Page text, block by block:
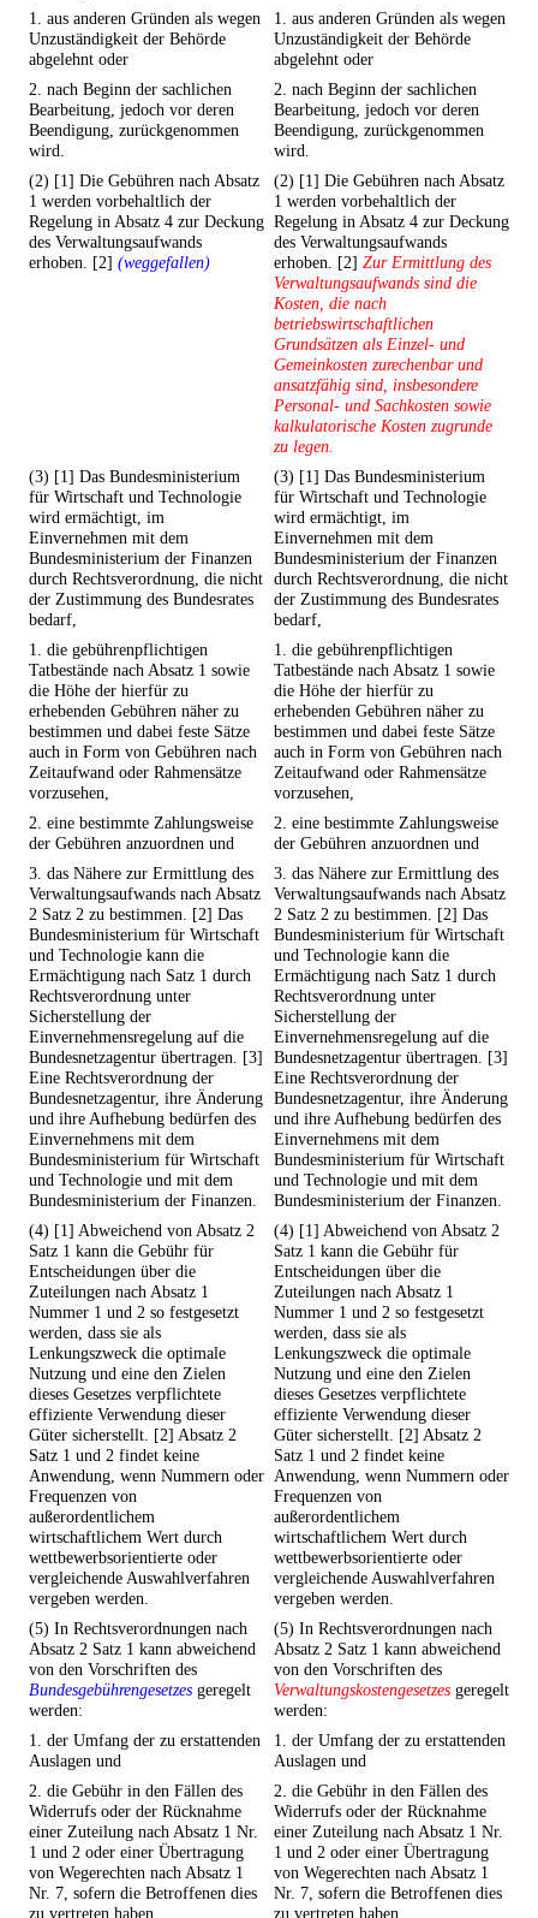
1. aus anderen Gründen als wegen
Unzuständigkeit der Behörde
abgelehnt oder
1. aus anderen Gründen als wegen
Unzuständigkeit der Behörde
abgelehnt oder
2. nach Beginn der sachlichen
Bearbeitung, jedoch vor deren
Beendigung, zurückgenommen
wird.
2. nach Beginn der sachlichen
Bearbeitung, jedoch vor deren
Beendigung, zurückgenommen
wird.
(2) [1] Die Gebühren nach Absatz
1 werden vorbehaltlich der
Regelung in Absatz 4 zur Deckung
des Verwaltungsaufwands
erhoben. [2] (weggefallen)
(2) [1] Die Gebühren nach Absatz
1 werden vorbehaltlich der
Regelung in Absatz 4 zur Deckung
des Verwaltungsaufwands
erhoben. [2] Zur Ermittlung des
Verwaltungsaufwands sind die
Kosten, die nach
betriebswirtschaftlichen
Grundsätzen als Einzel- und
Gemeinkosten zurechenbar und
ansatzfähig sind, insbesondere
Personal- und Sachkosten sowie
kalkulatorische Kosten zugrunde
zu legen.
(3) [1] Das Bundesministerium
für Wirtschaft und Technologie
wird ermächtigt, im
Einvernehmen mit dem
Bundesministerium der Finanzen
durch Rechtsverordnung, die nicht
der Zustimmung des Bundesrates
bedarf,
(3) [1] Das Bundesministerium
für Wirtschaft und Technologie
wird ermächtigt, im
Einvernehmen mit dem
Bundesministerium der Finanzen
durch Rechtsverordnung, die nicht
der Zustimmung des Bundesrates
bedarf,
1. die gebührenpflichtigen
Tatbestände nach Absatz 1 sowie
die Höhe der hierfür zu
erhebenden Gebühren näher zu
bestimmen und dabei feste Sätze
auch in Form von Gebühren nach
Zeitaufwand oder Rahmensätze
vorzusehen,
1. die gebührenpflichtigen
Tatbestände nach Absatz 1 sowie
die Höhe der hierfür zu
erhebenden Gebühren näher zu
bestimmen und dabei feste Sätze
auch in Form von Gebühren nach
Zeitaufwand oder Rahmensätze
vorzusehen,
2. eine bestimmte Zahlungsweise
der Gebühren anzuordnen und
2. eine bestimmte Zahlungsweise
der Gebühren anzuordnen und
3. das Nähere zur Ermittlung des
Verwaltungsaufwands nach Absatz
2 Satz 2 zu bestimmen. [2] Das
Bundesministerium für Wirtschaft
und Technologie kann die
Ermächtigung nach Satz 1 durch
Rechtsverordnung unter
Sicherstellung der
Einvernehmensregelung auf die
Bundesnetzagentur übertragen. [3]
Eine Rechtsverordnung der
Bundesnetzagentur, ihre Änderung
und ihre Aufhebung bedürfen des
Einvernehmens mit dem
Bundesministerium für Wirtschaft
und Technologie und mit dem
Bundesministerium der Finanzen.
3. das Nähere zur Ermittlung des
Verwaltungsaufwands nach Absatz
2 Satz 2 zu bestimmen. [2] Das
Bundesministerium für Wirtschaft
und Technologie kann die
Ermächtigung nach Satz 1 durch
Rechtsverordnung unter
Sicherstellung der
Einvernehmensregelung auf die
Bundesnetzagentur übertragen. [3]
Eine Rechtsverordnung der
Bundesnetzagentur, ihre Änderung
und ihre Aufhebung bedürfen des
Einvernehmens mit dem
Bundesministerium für Wirtschaft
und Technologie und mit dem
Bundesministerium der Finanzen.
(4) [1] Abweichend von Absatz 2
Satz 1 kann die Gebühr für
Entscheidungen über die
Zuteilungen nach Absatz 1
Nummer 1 und 2 so festgesetzt
werden, dass sie als
Lenkungszweck die optimale
Nutzung und eine den Zielen
dieses Gesetzes verpflichtete
effiziente Verwendung dieser
Güter sicherstellt. [2] Absatz 2
Satz 1 und 2 findet keine
Anwendung, wenn Nummern oder
Frequenzen von
außerordentlichem
wirtschaftlichem Wert durch
wettbewerbsorientierte oder
vergleichende Auswahlverfahren
vergeben werden.
(4) [1] Abweichend von Absatz 2
Satz 1 kann die Gebühr für
Entscheidungen über die
Zuteilungen nach Absatz 1
Nummer 1 und 2 so festgesetzt
werden, dass sie als
Lenkungszweck die optimale
Nutzung und eine den Zielen
dieses Gesetzes verpflichtete
effiziente Verwendung dieser
Güter sicherstellt. [2] Absatz 2
Satz 1 und 2 findet keine
Anwendung, wenn Nummern oder
Frequenzen von
außerordentlichem
wirtschaftlichem Wert durch
wettbewerbsorientierte oder
vergleichende Auswahlverfahren
vergeben werden.
(5) In Rechtsverordnungen nach
Absatz 2 Satz 1 kann abweichend
von den Vorschriften des
Bundesgebührengesetzes geregelt
werden:
(5) In Rechtsverordnungen nach
Absatz 2 Satz 1 kann abweichend
von den Vorschriften des
Verwaltungskostengesetzes geregelt
werden:
1. der Umfang der zu erstattenden
Auslagen und
1. der Umfang der zu erstattenden
Auslagen und
2. die Gebühr in den Fällen des
Widerrufs oder der Rücknahme
einer Zuteilung nach Absatz 1 Nr.
1 und 2 oder einer Übertragung
von Wegerechten nach Absatz 1
Nr. 7, sofern die Betroffenen dies
zu vertreten haben.
2. die Gebühr in den Fällen des
Widerrufs oder der Rücknahme
einer Zuteilung nach Absatz 1 Nr.
1 und 2 oder einer Übertragung
von Wegerechten nach Absatz 1
Nr. 7, sofern die Betroffenen dies
zu vertreten haben.